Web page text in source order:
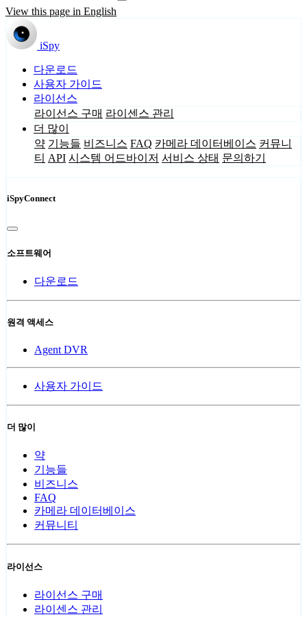
View this page in English
iSpy
다운로드
사용자 가이드
라이선스
라이선스 구매 라이센스 관리
더 많이
약 기능들 비즈니스 FAQ 카메라 데이터베이스 커뮤니
티 API 시스템 어드바이저 서비스 상태 문의하기
iSpyConnect
소프트웨어
다운로드
원격 액세스
Agent DVR
사용자 가이드
더 많이
약
기능들
비즈니스
FAQ
카메라 데이터베이스
커뮤니티
라이선스
라이선스 구매
라이센스 관리